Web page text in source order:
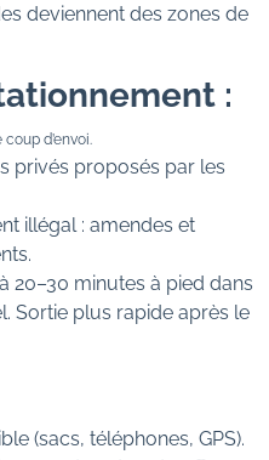
deviennent des zones de
:
d’envoi.
privés proposés par les
illégal : amendes et
20–30 minutes à pied dans
Sortie plus rapide après le
(sacs, téléphones, GPS).